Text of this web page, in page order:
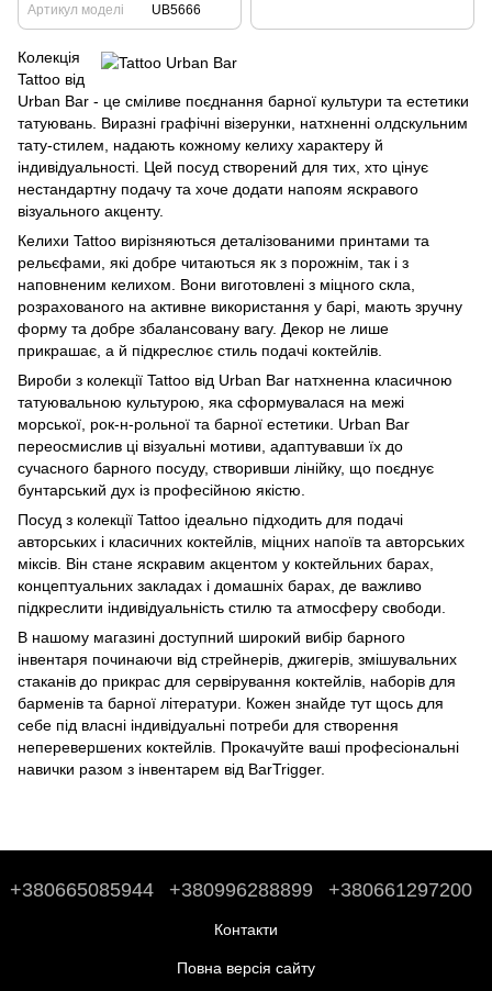
Артикул моделі
UB5666
Колекція
Tattoo від
Urban Bar - це сміливе поєднання барної культури та естетики
татуювань. Виразні графічні візерунки, натхненні олдскульним
тату-стилем, надають кожному келиху характеру й
індивідуальності. Цей посуд створений для тих, хто цінує
нестандартну подачу та хоче додати напоям яскравого
візуального акценту.
Келихи Tattoo вирізняються деталізованими принтами та
рельєфами, які добре читаються як з порожнім, так і з
наповненим келихом. Вони виготовлені з міцного скла,
розрахованого на активне використання у барі, мають зручну
форму та добре збалансовану вагу. Декор не лише
прикрашає, а й підкреслює стиль подачі коктейлів.
Вироби з колекції Tattoo від Urban Bar натхненна класичною
татуювальною культурою, яка сформувалася на межі
морської, рок-н-рольної та барної естетики. Urban Bar
переосмислив ці візуальні мотиви, адаптувавши їх до
сучасного барного посуду, створивши лінійку, що поєднує
бунтарський дух із професійною якістю.
Посуд з колекції Tattoo ідеально підходить для подачі
авторських і класичних коктейлів, міцних напоїв та авторських
міксів. Він стане яскравим акцентом у коктейльних барах,
концептуальних закладах і домашніх барах, де важливо
підкреслити індивідуальність стилю та атмосферу свободи.
В нашому магазині доступний широкий вибір барного
інвентаря починаючи від стрейнерів, джигерів, змішувальних
стаканів до прикрас для сервірування коктейлів наборів для
барменів та барної літератури . Кожен знайде тут щось для
себе під власні індивідуальні потреби для створення
неперевершених коктейлів. Прокачуйте ваші професіональні
навички разом з інвентарем від BarTrigger.
+380665085944 +380996288899 +380661297200
Контакти
Повна версія сайту